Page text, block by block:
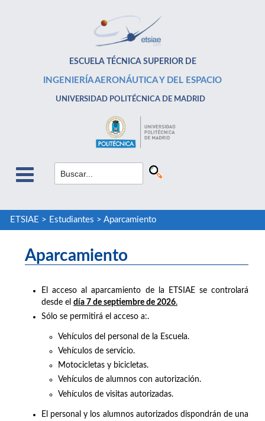
ESCUELA TÉCNICA SUPERIOR DE
INGENIERÍA AERONÁUTICA Y DEL ESPACIO
UNIVERSIDAD POLITÉCNICA DE MADRID
ETSIAE > Estudiantes > Aparcamiento
Aparcamiento
El acceso al aparcamiento de la ETSIAE se controlará
desde el día 7 de septiembre de 2026.
Sólo se permitirá el acceso a:.
Vehículos del personal de la Escuela.
Vehículos de servicio.
Motocicletas y bicicletas.
Vehículos de alumnos con autorización.
Vehículos de visitas autorizadas.
El personal y los alumnos autorizados dispondrán de una